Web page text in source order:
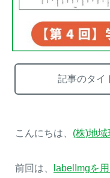
メルマガ登録
ご相談
お問い合わせ
記事のタイ
こんにちは、 (株)地
前回は、 labelImgを